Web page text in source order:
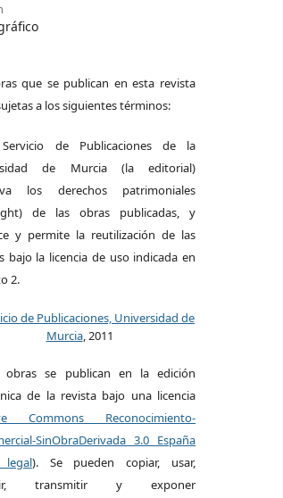
que se publican en esta revista
a los siguientes términos:
de Publicaciones de la
de Murcia (la editorial)
los derechos patrimoniales
de las obras publicadas, y
y permite la reutilización de las
bajo la licencia de uso indicada en
2.
de Publicaciones, Universidad de
Murcia, 2011
obras se publican en la edición
de la revista bajo una licencia
Commons Reconocimiento-
SinObraDerivada 3.0 España
). Se pueden copiar, usar,
transmitir y exponer